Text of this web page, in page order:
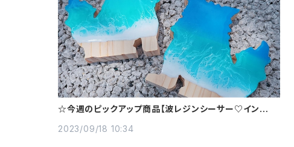
☆今週のピックアップ商品【波レジンシーサー♡インパク
2023/09/18 10:34